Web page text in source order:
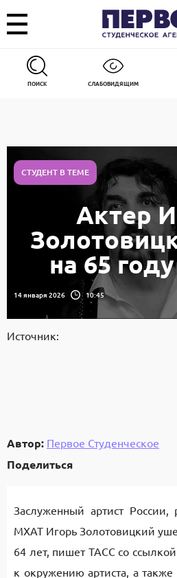
ПОИСК СЛАБОВИДЯЩИМ
СТУДЕНТ В ТЕМЕ
Актер
на 65
14 января 2026 10:45
Источник:
Автор: Первое Студенческое
Поделиться
Заслуженный артист
МХАТ Игорь Золотовицкий
64 лет, пишет ТАСС со
к окружению артиста, а